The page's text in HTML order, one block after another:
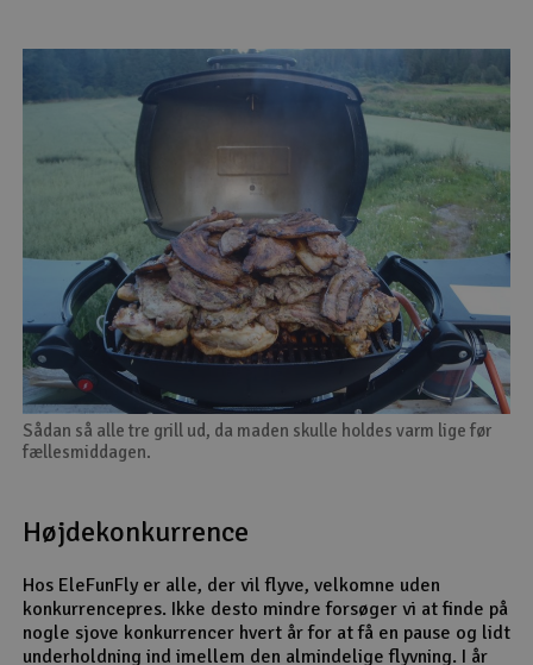
Sådan så alle tre grill ud, da maden skulle holdes varm lige før
fællesmiddagen.
Højdekonkurrence
Hos EleFunFly er alle, der vil flyve, velkomne uden
konkurrencepres. Ikke desto mindre forsøger vi at finde på
nogle sjove konkurrencer hvert år for at få en pause og lidt
underholdning ind imellem den almindelige flyvning. I år